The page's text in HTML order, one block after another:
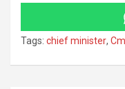
Tags: chief minister,